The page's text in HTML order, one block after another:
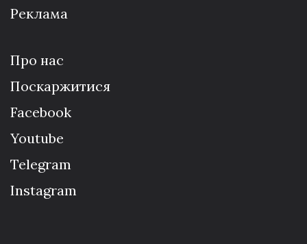
Реклама
Про нас
Поскаржитися
Facebook
Youtube
Telegram
Instagram